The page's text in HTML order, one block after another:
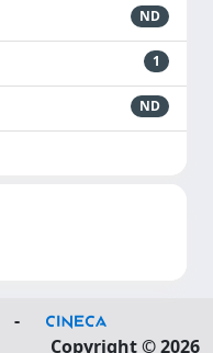
ND
1
ND
-
Copyright © 2026